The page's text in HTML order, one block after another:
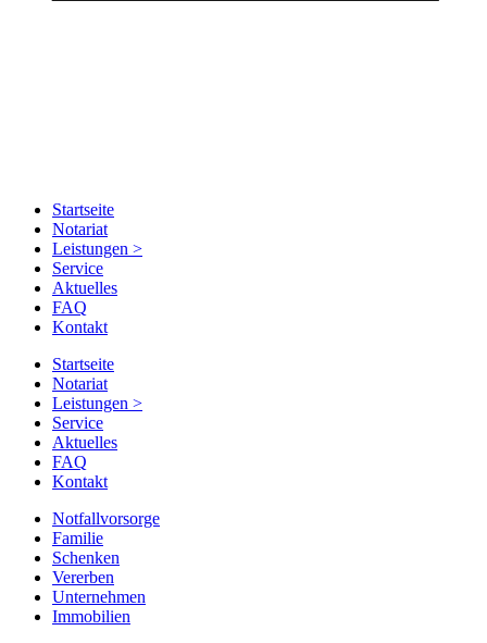
Startseite
Notariat
Leistungen >
Service
Aktuelles
FAQ
Kontakt
Startseite
Notariat
Leistungen >
Service
Aktuelles
FAQ
Kontakt
Notfallvorsorge
Familie
Schenken
Vererben
Unternehmen
Immobilien